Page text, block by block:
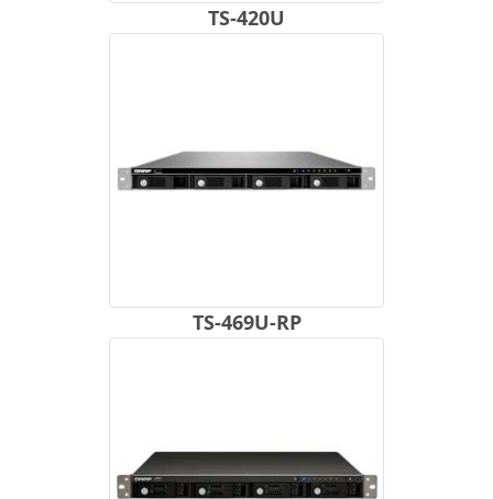
TS-420U
TS-469U-RP